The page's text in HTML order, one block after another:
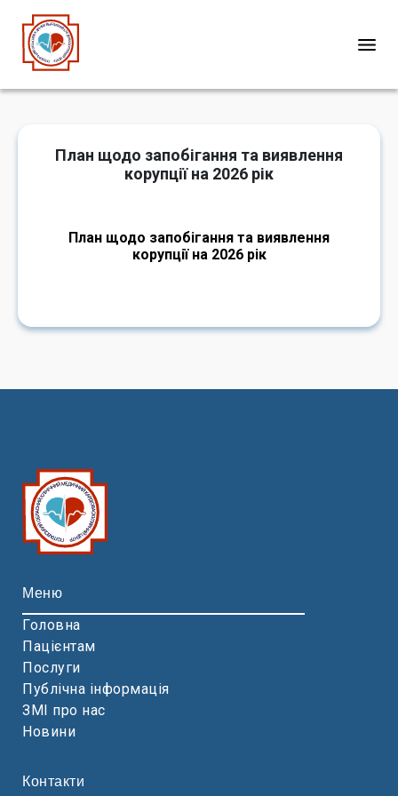
План щодо запобігання та виявлення
корупції на 2026 рік
План щодо запобігання та виявлення
корупції на 2026 рік
Меню
Головна
Пацієнтам
Послуги
Публічна інформація
ЗМІ про нас
Новини
Контакти